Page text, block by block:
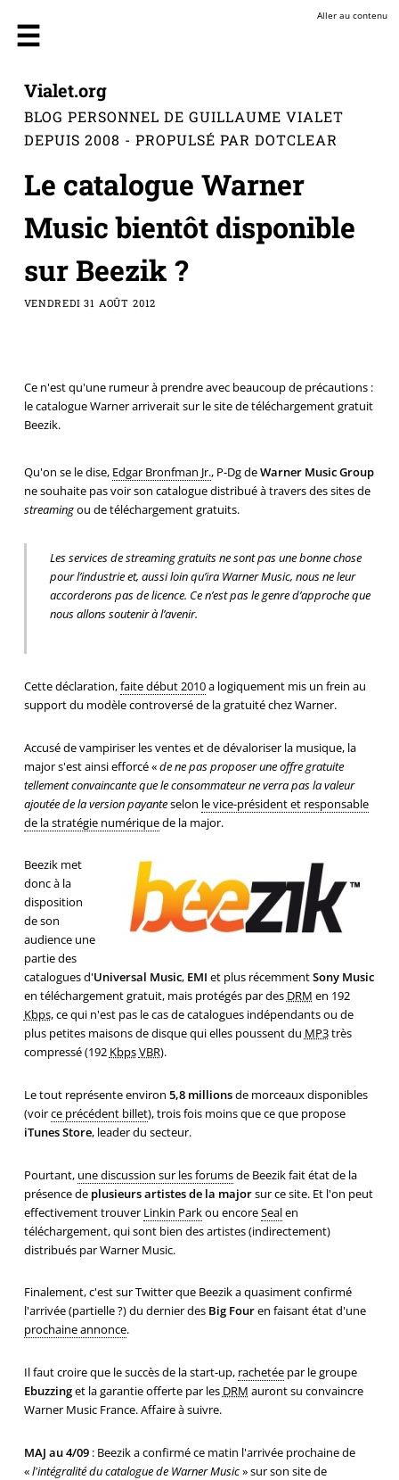
Aller au contenu
Vialet.org
BLOG PERSONNEL DE GUILLAUME VIALET
DEPUIS 2008 - PROPULSÉ PAR DOTCLEAR
Le catalogue Warner
Music bientôt disponible
sur Beezik ?
VENDREDI 31 AOÛT 2012
Ce n'est qu'une rumeur à prendre avec beaucoup de précautions :
le catalogue Warner arriverait sur le site de téléchargement gratuit
Beezik.
Qu'on se le dise, Edgar Bronfman Jr., P-Dg deWarner Music Group
ne souhaite pas voir son catalogue distribué à travers des sites de
streamingou de téléchargement gratuits.
Les services destreaminggratuits ne sont pas une bonne chose
pour l’industrie et, aussi loin qu’ira Warner Music, nous ne leur
accorderons pas de licence. Ce n’est pas le genre d’approche que
nous allons soutenir à l’avenir.
Cette déclaration,faite début 2010a logiquement mis un frein au
support du modèle controversé de la gratuité chez Warner.
Accusé de vampiriser les ventes et de dévaloriser la musique, la
major s'est ainsi efforcé «de ne pas proposer une offre gratuite
tellement convaincante que le consommateur ne verra pas la valeur
ajoutée de la version payanteselon le vice-président et responsable
de la stratégie numériquede la major.
Beezik met
donc à la
disposition
de son
audience une
partie des
catalogues d'Universal Music, EMI et plus récemmentSony Music
en téléchargement gratuit, mais protégés par des DRM en 192
Kbps, ce qui n'est pas le cas de catalogues indépendants ou de
plus petites maisons de disque qui elles poussent du MP3très
compressé (192 KbpsVBR).
Le tout représente environ 5,8 millionsde morceaux disponibles
(voirce précédent billet), trois fois moins que ce que propose
iTunes Store, leader du secteur.
Pourtant, une discussion sur les forumsde Beezik fait état de la
présence de plusieurs artistes de la majorsur ce site. Et l'on peut
effectivement trouver Linkin Parkou encoreSealen
téléchargement, qui sont bien des artistes (indirectement)
distribués par Warner Music.
Finalement, c'est sur Twitter que Beezik a quasiment confirmé
l'arrivée (partielle ?) du dernier des Big Fouren faisant état d'une
prochaine annonce.
Il faut croire que le succès de la start-up, rachetéepar le groupe
Ebuzzinget la garantie offerte par les DRM auront su convaincre
Warner Music France. Affaire à suivre.
MAJ au 4/09: Beezik a confirmé ce matin l'arrivée prochaine de
«l'intégralité du catalogue de Warner Music» sur son site de